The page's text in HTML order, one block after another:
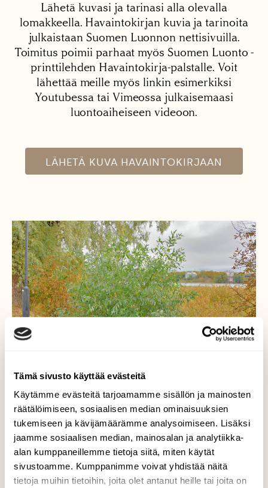
Tämä sivusto käyttää evästeitä
Käytämme evästeitä tarjoamamme sisällön ja mainosten
räätälöimiseen, sosiaalisen median ominaisuuksien
tukemiseen ja kävijämäärämme analysoimiseen. Lisäksi
jaamme sosiaalisen median, mainosalan ja analytiikka-
alan kumppaneillemme tietoja siitä, miten käytät
sivustoamme. Kumppanimme voivat yhdistää näitä
tietoja muihin tietoihin, joita olet antanut heille tai joita on
Lähetä kuvasi ja tarinasi alla olevalla
lomakkeella. Havaintokirjan kuvia ja tarinoita
julkaistaan Suomen Luonnon nettisivuilla.
Toimitus poimii parhaat myös Suomen Luonto -
printtilehden Havaintokirja-palstalle. Voit
lähettää meille myös linkin esimerkiksi
Youtubessa tai Vimeossa julkaisemaasi
luontoaiheiseen videoon.
LÄHETÄ KUVA HAVAINTOKIRJAAN
Halu elää
Iso puu on kaadettu, mutta juurista kasvaa
jo uusia versoja. Ehkä hopeapaju?